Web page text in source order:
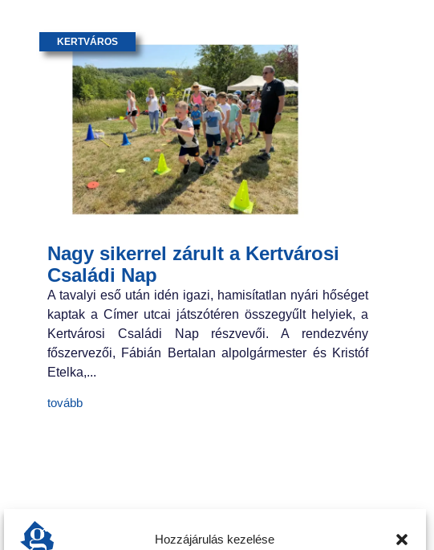
Hozzájárulás kezelése
Nagy sikerrel zárult a Kertvárosi
Családi Nap
KERTVÁROS
A tavalyi eső után idén igazi, hamisítatlan nyári hőséget
kaptak a Címer utcai játszótéren összegyűlt helyiek, a
Kertvárosi Családi Nap részvevői. A rendezvény
főszervezői, Fábián Bertalan alpolgármester és Kristóf
Etelka,...
tovább